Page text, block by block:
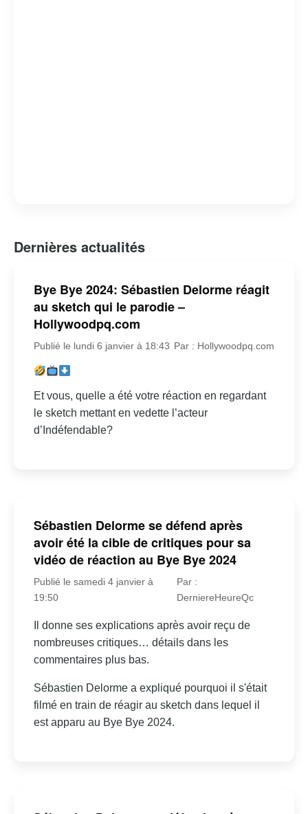
Dernières actualités
Bye Bye 2024: Sébastien Delorme réagit
au sketch qui le parodie –
Hollywoodpq.com
Publié le lundi 6 janvier à 18:43 Par : Hollywoodpq.com
Et vous, quelle a été votre réaction en regardant
le sketch mettant en vedette l’acteur
d’Indéfendable?
Sébastien Delorme se défend après
avoir été la cible de critiques pour sa
vidéo de réaction au Bye Bye 2024
Publié le samedi 4 janvier à
19:50
Par :
DerniereHeureQc
Il donne ses explications après avoir reçu de
nombreuses critiques… détails dans les
commentaires plus bas.
Sébastien Delorme a expliqué pourquoi il s'était
filmé en train de réagir au sketch dans lequel il
est apparu au Bye Bye 2024.